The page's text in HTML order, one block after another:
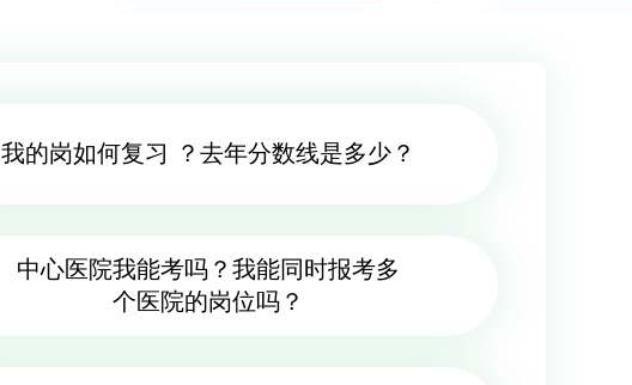
我的岗如何复习 ？去年分数线是多少？
中心医院我能考吗？我能同时报考多
个医院的岗位吗？